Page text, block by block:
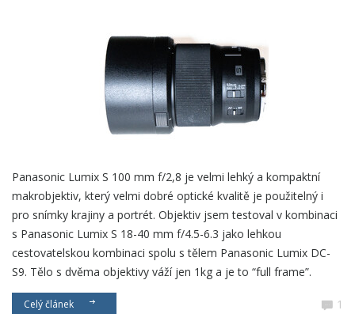
Panasonic Lumix S 100 mm f/2,8 je velmi lehký a kompaktní
makrobjektiv, který velmi dobré optické kvalitě je použitelný i
pro snímky krajiny a portrét. Objektiv jsem testoval v kombinaci
s Panasonic Lumix S 18-40 mm f/4.5-6.3 jako lehkou
cestovatelskou kombinaci spolu s tělem Panasonic Lumix DC-
S9. Tělo s dvěma objektivy váží jen 1kg a je to “full frame”.
Celý článek 1